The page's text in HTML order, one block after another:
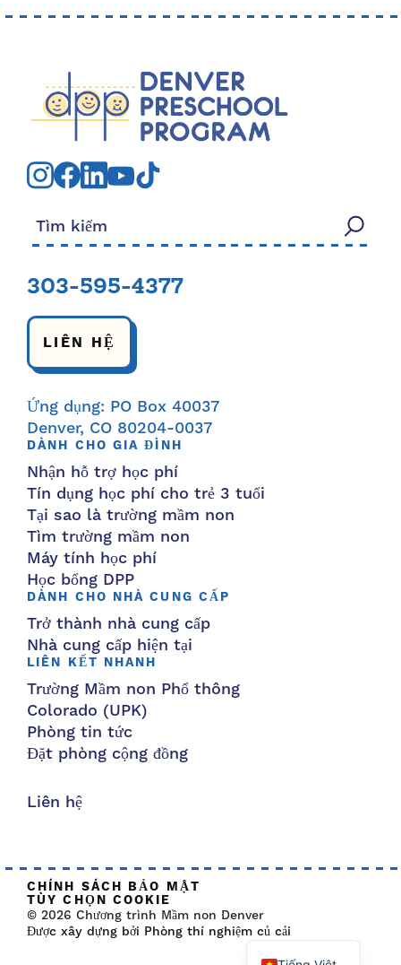
Tìm kiếm:
303-595-4377
LIÊN HỆ
Ứng dụng: PO Box 40037
Denver, CO 80204-0037
DÀNH CHO GIA ĐÌNH
Nhận hỗ trợ học phí
Tín dụng học phí cho trẻ 3 tuổi
Tại sao là trường mầm non
Tìm trường mầm non
Máy tính học phí
Học bổng DPP
DÀNH CHO NHÀ CUNG CẤP
Trở thành nhà cung cấp
Nhà cung cấp hiện tại
LIÊN KẾT NHANH
Trường Mầm non Phổ thông
Colorado (UPK)
Phòng tin tức
Đặt phòng cộng đồng
Liên hệ
CHÍNH SÁCH BẢO MẬT
TÙY CHỌN COOKIE
© 2026 Chương trình Mầm non Denver
Được xây dựng bởi Phòng thí nghiệm củ cải